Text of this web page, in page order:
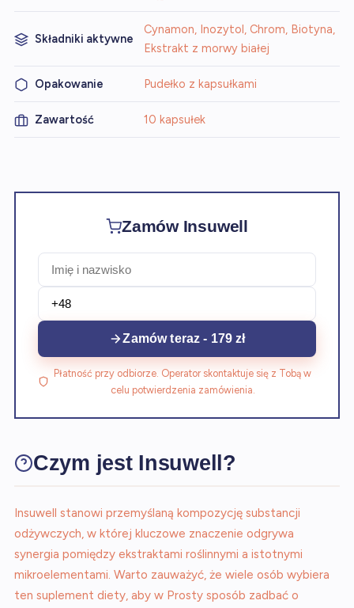
Składniki aktywne
Cynamon, Inozytol, Chrom, Biotyna,
Ekstrakt z morwy białej
Opakowanie Pudełko z kapsułkami
Zawartość 10 kapsułek
Zamów Insuwell
Zamów teraz - 179 zł
Płatność przy odbiorze. Operator skontaktuje się z Tobą w
celu potwierdzenia zamówienia.
Czym jest Insuwell?
Insuwell stanowi przemyślaną kompozycję substancji
odżywczych, w której kluczowe znaczenie odgrywa
synergia pomiędzy ekstraktami roślinnymi a istotnymi
mikroelementami. Warto zauważyć, że wiele osób wybiera
ten suplement diety, aby w Prosty sposób zadbać o